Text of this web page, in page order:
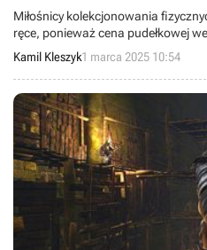
Miłośnicy kolekcjonowania
ręce, ponieważ cena pudełkowej
polskich sklepach została mocno
Kamil Kleszyk1 marca 2025 10:54